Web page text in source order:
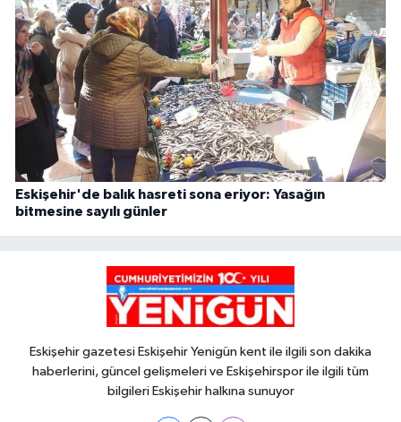
Eskişehir'de balık hasreti sona eriyor: Yasağın
bitmesine sayılı günler
Eskişehir gazetesi Eskişehir Yenigün kent ile ilgili son dakika
haberlerini, güncel gelişmeleri ve Eskişehirspor ile ilgili tüm
bilgileri Eskişehir halkına sunuyor